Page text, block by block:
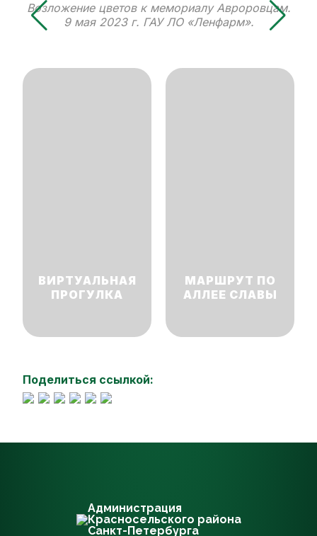
Возложение цветов к мемориалу Авроровцам.
9 мая 2023 г. ГАУ ЛО «Ленфарм».
ВИРТУАЛЬНАЯ
ПРОГУЛКА
МАРШРУТ ПО
АЛЛЕЕ СЛАВЫ
Поделиться ссылкой:
Администрация
Красносельского района
Санкт-Петербурга